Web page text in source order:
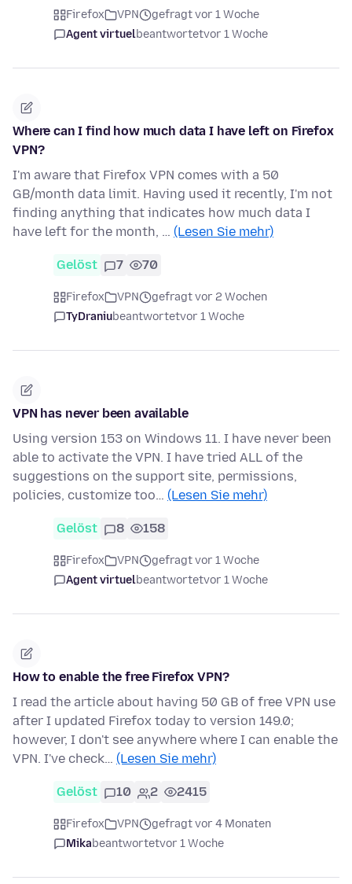
Firefox VPN
gefragt vor 1 Woche
Agent virtuelbeantwortetvor 1 Woche
Where can I find how much data I have left on Firefox
VPN?
I'm aware that Firefox VPN comes with a 50
GB/month data limit. Having used it recently, I'm not
finding anything that indicates how much data I
have left for the month, … (Lesen Sie mehr)
Gelöst 7 70
Firefox VPN
gefragt vor 2 Wochen
TyDraniubeantwortetvor 1 Woche
VPN has never been available
Using version 153 on Windows 11. I have never been
able to activate the VPN. I have tried ALL of the
suggestions on the support site, permissions,
policies, customize too… (Lesen Sie mehr)
Gelöst 8 158
Firefox VPN
gefragt vor 1 Woche
Agent virtuelbeantwortetvor 1 Woche
How to enable the free Firefox VPN?
I read the article about having 50 GB of free VPN use
after I updated Firefox today to version 149.0;
however, I don't see anywhere where I can enable the
VPN. I've check… (Lesen Sie mehr)
Gelöst 10 2 2415
Firefox VPN
gefragt vor 4 Monaten
Mikabeantwortetvor 1 Woche